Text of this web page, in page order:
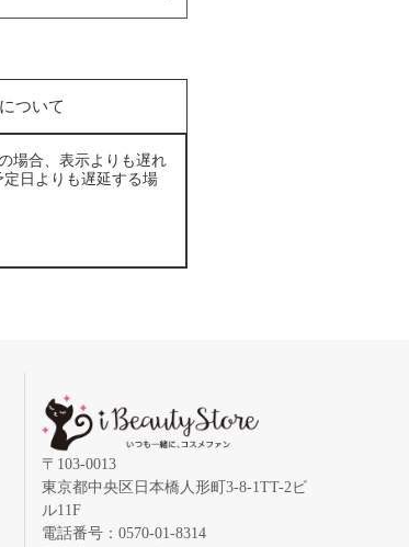
ついて
場合、表示よりも遅れ
日よりも遅延する場
〒103-0013
東京都中央区日本橋人形町3-8-1TT-2ビ
ル11F
電話番号：0570-01-8314